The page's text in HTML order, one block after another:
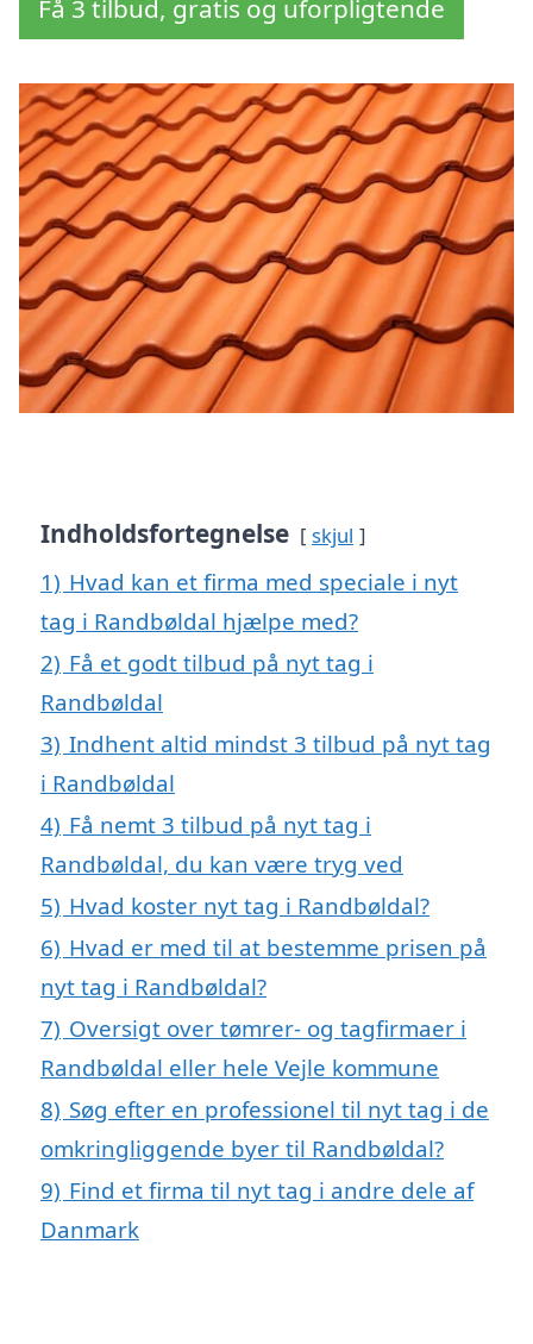
Få 3 tilbud, gratis og uforpligtende
Indholdsfortegnelse skjul
1) Hvad kan et firma med speciale i nyt
tag i Randbøldal hjælpe med?
2) Få et godt tilbud på nyt tag i
Randbøldal
3) Indhent altid mindst 3 tilbud på nyt tag
i Randbøldal
4) Få nemt 3 tilbud på nyt tag i
Randbøldal, du kan være tryg ved
5) Hvad koster nyt tag i Randbøldal?
6) Hvad er med til at bestemme prisen på
nyt tag i Randbøldal?
7) Oversigt over tømrer- og tagfirmaer i
Randbøldal eller hele Vejle kommune
8) Søg efter en professionel til nyt tag i de
omkringliggende byer til Randbøldal?
9) Find et firma til nyt tag i andre dele af
Danmark